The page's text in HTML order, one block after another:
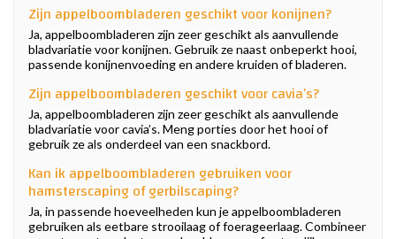
Zijn appelboombladeren geschikt voor konijnen?
Ja, appelboombladeren zijn zeer geschikt als aanvullende
bladvariatie voor konijnen. Gebruik ze naast onbeperkt hooi,
passende konijnenvoeding en andere kruiden of bladeren.
Zijn appelboombladeren geschikt voor cavia’s?
Ja, appelboombladeren zijn zeer geschikt als aanvullende
bladvariatie voor cavia’s. Meng porties door het hooi of
gebruik ze als onderdeel van een snackbord.
Kan ik appelboombladeren gebruiken voor
hamsterscaping of gerbilscaping?
Ja, in passende hoeveelheden kun je appelboombladeren
gebruiken als eetbare strooilaag of foerageerlaag. Combineer